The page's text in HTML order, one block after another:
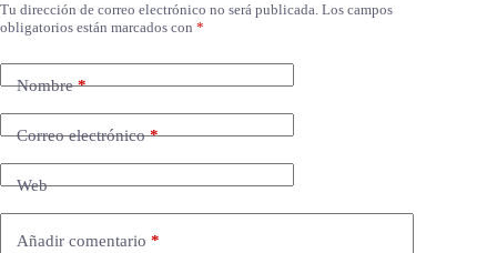
Tu dirección de correo electrónico no será publicada. Los campos
obligatorios están marcados con *
Nombre*
Correo electrónico*
Web
Añadir comentario *